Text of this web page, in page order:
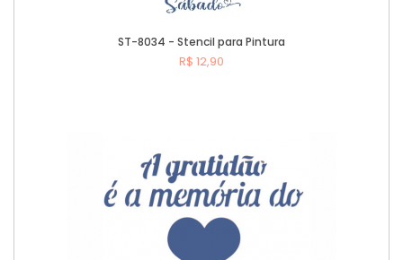
ST-8034 - Stencil para Pintura
R$ 12,90